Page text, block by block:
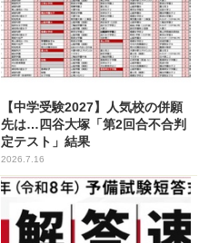
【中学受験2027】人気校の併願
先は…四谷大塚「第2回合不合判
定テスト」結果
2026.7.16